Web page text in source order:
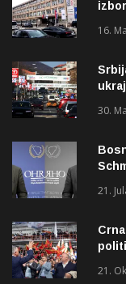
16.
30.
21.
21.